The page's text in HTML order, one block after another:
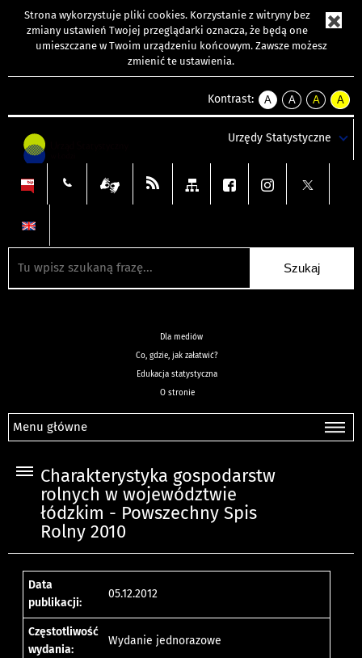
Strona wykorzystuje pliki cookies. Korzystanie z witryny bez
zmiany ustawień Twojej przeglądarki oznacza, że będą one
umieszczane w Twoim urządzeniu końcowym. Zawsze możesz
zmienić te ustawienia.
Kontrast:
A
kontrast
A
kontrast
tekst
czarnym
A
kontrast
tekst
czarnym
A
tekst
żółtym
Urzędy Statystyczne
Dla mediów
Co, gdzie, jak załatwić?
Edukacja statystyczna
O stronie
Menu główne
Charakterystyka gospodarstw
rolnych w województwie
łódzkim - Powszechny Spis
Rolny 2010
Data
publikacji:
05.12.2012
Częstotliwość
wydania:
Wydanie jednorazowe